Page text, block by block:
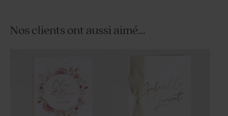
Nos clients ont aussi aimé...